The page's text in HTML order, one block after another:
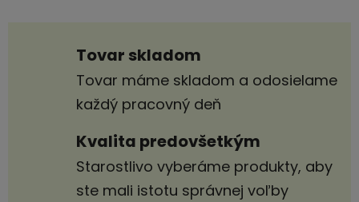
Tovar skladom
Tovar máme skladom a odosielame
každý pracovný deň
Kvalita predovšetkým
Starostlivo vyberáme produkty, aby
ste mali istotu správnej voľby